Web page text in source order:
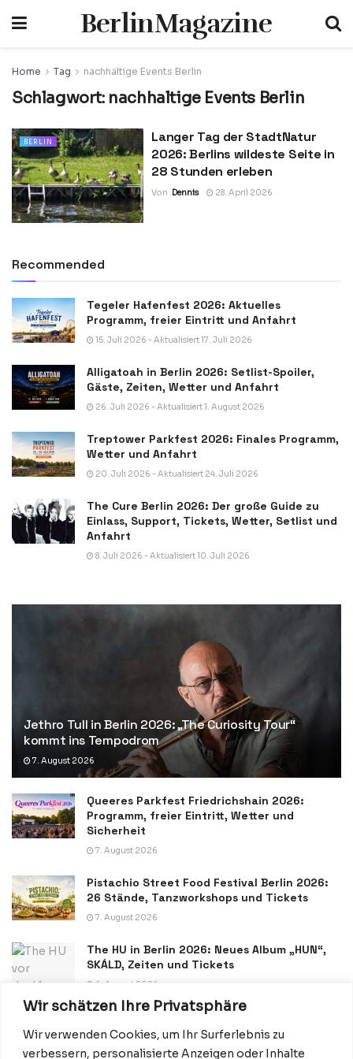
Wir schätzen Ihre Privatsphäre
Wir verwenden Cookies, um Ihr Surferlebnis zu
verbessern, personalisierte Anzeigen oder Inhalte
BerlinMagazine
Home Tag nachhaltige Events Berlin
Schlagwort: nachhaltige Events Berlin
BERLIN
Langer Tag der StadtNatur
2026: Berlins wildeste Seite in
28 Stunden erleben
Von Dennis 28. April 2026
Recommended
Tegeler Hafenfest 2026: Aktuelles
Programm, freier Eintritt und Anfahrt
15. Juli 2026 - Aktualisiert 17. Juli 2026
Alligatoah in Berlin 2026: Setlist-Spoiler,
Gäste, Zeiten, Wetter und Anfahrt
26. Juli 2026 - Aktualisiert 1. August 2026
Treptower Parkfest 2026: Finales Programm,
Wetter und Anfahrt
20. Juli 2026 - Aktualisiert 24. Juli 2026
The Cure Berlin 2026: Der große Guide zu
Einlass, Support, Tickets, Wetter, Setlist und
Anfahrt
8. Juli 2026 - Aktualisiert 10. Juli 2026
Jethro Tull in Berlin 2026: „The Curiosity Tour“
kommt ins Tempodrom
7. August 2026
Queeres Parkfest Friedrichshain 2026:
Programm, freier Eintritt, Wetter und
Sicherheit
7. August 2026
Pistachio Street Food Festival Berlin 2026:
26 Stände, Tanzworkshops und Tickets
7. August 2026
The HU in Berlin 2026: Neues Album „HUN“,
SKÁLD, Zeiten und Tickets
6. August 2026